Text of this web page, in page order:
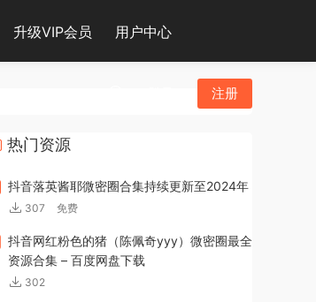
升级VIP会员 用户中心
注册
热门资源
抖音落英酱耶微密圈合集持续更新至2024年
307 免费
抖音网红粉色的猪（陈佩奇yyy）微密圈最全
资源合集 – 百度网盘下载
302